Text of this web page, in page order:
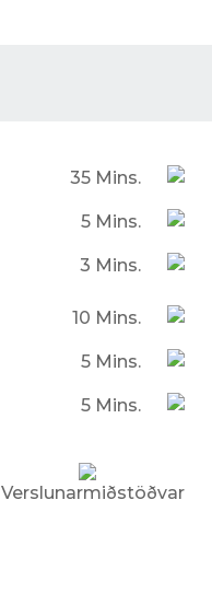
35 Mins.
5 Mins.
3 Mins.
10 Mins.
5 Mins.
5 Mins.
Verslunarmiðstöðvar